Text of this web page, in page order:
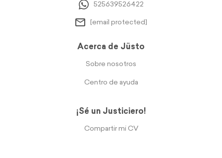
525639526422
[email protected]
Acerca de Jüsto
Sobre nosotros
Centro de ayuda
¡Sé un Justiciero!
Compartir mi CV